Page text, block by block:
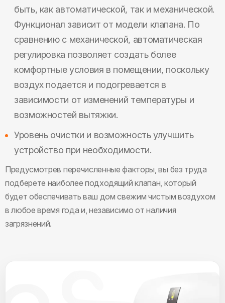
быть, как автоматической, так и механической.
Функционал зависит от модели клапана. По
сравнению с механической, автоматическая
регулировка позволяет создать более
комфортные условия в помещении, поскольку
воздух подается и подогревается в
зависимости от изменений температуры и
возможностей вытяжки.
Уровень очистки и возможность улучшить
устройство при необходимости.
Предусмотрев перечисленные факторы, вы без труда
подберете наиболее подходящий клапан, который
будет обеспечивать ваш дом свежим чистым воздухом
в любое время года и, независимо от наличия
загрязнений.